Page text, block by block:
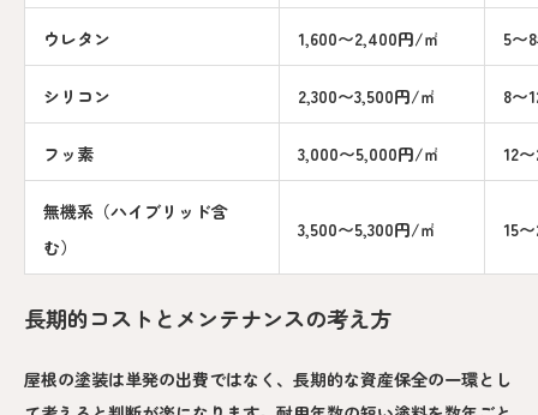
ウレタン 1,600〜2,400円/㎡ 5〜
シリコン 2,300〜3,500円/㎡ 8〜
フッ素 3,000〜5,000円/㎡ 12
無機系（ハイブリッド含
む）
3,500〜5,300円/㎡ 15
長期的コストとメンテナンスの考え方
屋根の塗装は単発の出費ではなく、長期的な資産保全の一環とし